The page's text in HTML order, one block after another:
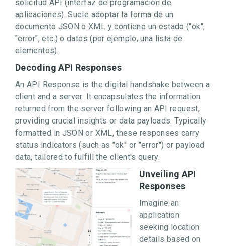
solicitud API (interfaz de programación de
aplicaciones). Suele adoptar la forma de un
documento JSON o XML y contiene un estado ("ok",
"error", etc.) o datos (por ejemplo, una lista de
elementos).
Decoding API Responses
An API Response is the digital handshake between a
client and a server. It encapsulates the information
returned from the server following an API request,
providing crucial insights or data payloads. Typically
formatted in JSON or XML, these responses carry
status indicators (such as "ok" or "error") or payload
data, tailored to fulfill the client's query.
Unveiling API
Responses
Imagine an
application
seeking location
details based on